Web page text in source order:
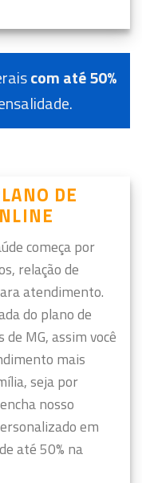
com até 50%
DE
começa por
relação de
atendimento.
do plano de
MG, assim você
mais
seja por
nosso
em
até 50% na